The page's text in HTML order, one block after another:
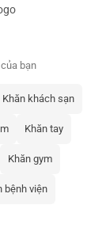
bạn
Khăn khách sạn
Khăn tay
Khăn gym
bệnh viện